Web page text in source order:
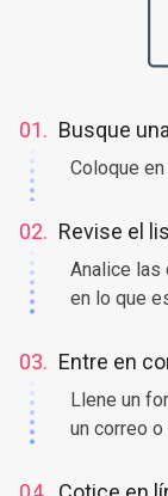
01. Busque
Coloque
02. Revise el
Analice las
en lo que
03. Entre en
Llene un
un correo